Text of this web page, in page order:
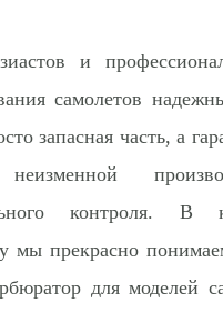
и
самолетов
запасная часть, а
контроля. В
мы прекрасно
для моделей